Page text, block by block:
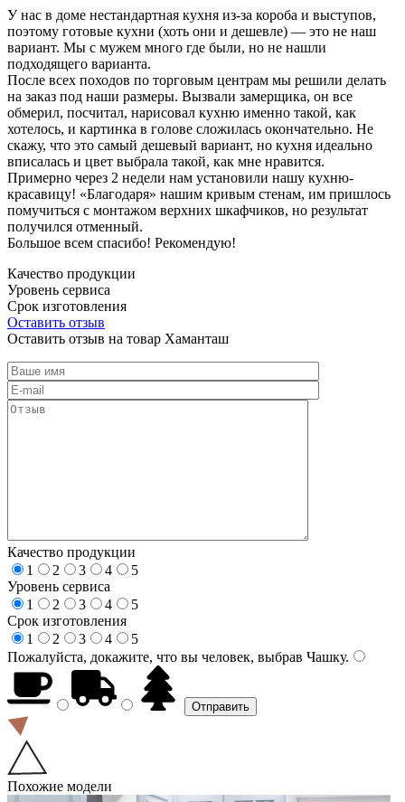
У нас в доме нестандартная кухня из-за короба и выступов,
поэтому готовые кухни (хоть они и дешевле) — это не наш
вариант. Мы с мужем много где были, но не нашли
подходящего варианта.
После всех походов по торговым центрам мы решили делать
на заказ под наши размеры. Вызвали замерщика, он все
обмерил, посчитал, нарисовал кухню именно такой, как
хотелось, и картинка в голове сложилась окончательно. Не
скажу, что это самый дешевый вариант, но кухня идеально
вписалась и цвет выбрала такой, как мне нравится.
Примерно через 2 недели нам установили нашу кухню-
красавицу! «Благодаря» нашим кривым стенам, им пришлось
помучиться с монтажом верхних шкафчиков, но результат
получился отменный.
Большое всем спасибо! Рекомендую!
Качество продукции
Уровень сервиса
Срок изготовления
Оставить отзыв
Оставить отзыв на товар Хаманташ
Качество продукции
1
2 3 4
5
Уровень сервиса
1
2 3 4
5
Срок изготовления
1
2 3 4
5
Пожалуйста, докажите, что вы человек, выбрав Чашку.
Похожие модели